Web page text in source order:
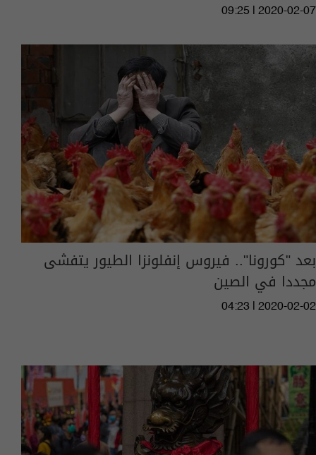
09:25 | 2020-02-07
بعد "كورونا".. فيروس إنفلونزا الطيور يتفشى
مجددا في الصين
04:23 | 2020-02-02